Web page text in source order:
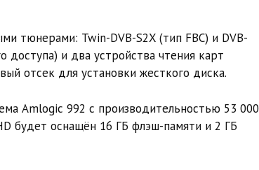
тюнерами: Twin-DVB-S2X (тип FBC) и DVB-
доступа) и два устройства чтения карт
отсек для установки жесткого диска.
Amlogic 992 с производительностью 53 000
будет оснащён 16 ГБ флэш-памяти и 2 ГБ